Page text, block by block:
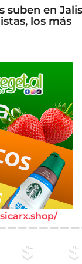
suben en
los más